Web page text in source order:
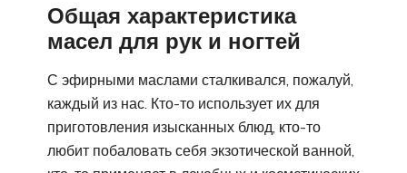
Общая характеристика
масел для рук и ногтей
С эфирными маслами сталкивался, пожалуй,
каждый из нас. Кто-то использует их для
приготовления изысканных блюд, кто-то
любит побаловать себя экзотической ванной,